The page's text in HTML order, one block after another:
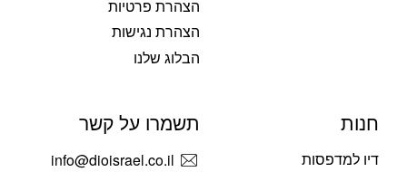
הצהרת פרטיות
הצהרת נגישות
הבלוג שלנו
חנות
דיו למדפסות
תשמרו על קשר
info@dioisrael.co.il